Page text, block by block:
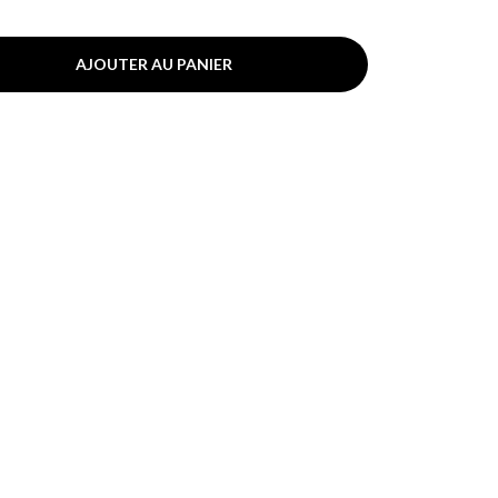
AJOUTER AU PANIER